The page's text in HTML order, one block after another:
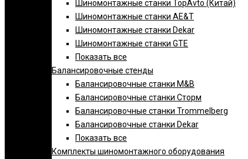
Шиномонтажные станки TopAvto (Китай)
Шиномонтажные станки AE&T
Шиномонтажные станки Dekar
Шиномонтажные станки GTE
Показать все
Балансировочные стенды
Балансировочные станки M&B
Балансировочные станки Сторм
Балансировочные станки Trommelberg
Балансировочные станки Dekar
Показать все
Комплекты шиномонтажного оборудования